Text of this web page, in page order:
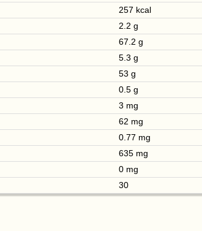
257 kcal
2.2 g
67.2 g
5.3 g
53 g
0.5 g
3 mg
62 mg
0.77 mg
635 mg
0 mg
30